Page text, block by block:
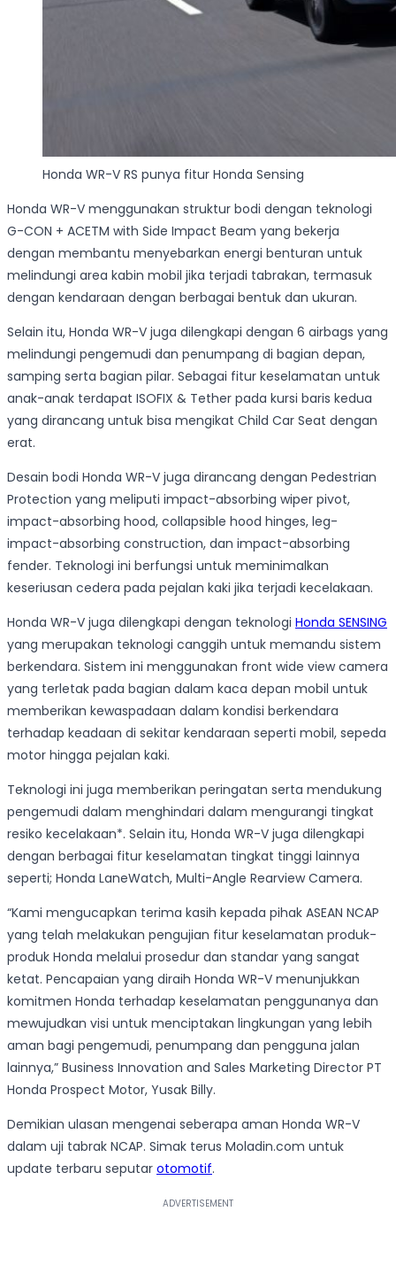
Honda WR-V RS punya fitur Honda Sensing
Honda WR-V menggunakan struktur bodi dengan teknologi
G-CON + ACETM with Side Impact Beam yang bekerja
dengan membantu menyebarkan energi benturan untuk
melindungi area kabin mobil jika terjadi tabrakan, termasuk
dengan kendaraan dengan berbagai bentuk dan ukuran.
Selain itu, Honda WR-V juga dilengkapi dengan 6 airbags yang
melindungi pengemudi dan penumpang di bagian depan,
samping serta bagian pilar. Sebagai fitur keselamatan untuk
anak-anak terdapat ISOFIX & Tether pada kursi baris kedua
yang dirancang untuk bisa mengikat Child Car Seat dengan
erat.
Desain bodi Honda WR-V juga dirancang dengan Pedestrian
Protection yang meliputi impact-absorbing wiper pivot,
impact-absorbing hood, collapsible hood hinges, leg-
impact-absorbing construction, dan impact-absorbing
fender. Teknologi ini berfungsi untuk meminimalkan
keseriusan cedera pada pejalan kaki jika terjadi kecelakaan.
Honda WR-V juga dilengkapi dengan teknologi Honda SENSING
yang merupakan teknologi canggih untuk memandu sistem
berkendara. Sistem ini menggunakan front wide view camera
yang terletak pada bagian dalam kaca depan mobil untuk
memberikan kewaspadaan dalam kondisi berkendara
terhadap keadaan di sekitar kendaraan seperti mobil, sepeda
motor hingga pejalan kaki.
Teknologi ini juga memberikan peringatan serta mendukung
pengemudi dalam menghindari dalam mengurangi tingkat
resiko kecelakaan*. Selain itu, Honda WR-V juga dilengkapi
dengan berbagai fitur keselamatan tingkat tinggi lainnya
seperti; Honda LaneWatch, Multi-Angle Rearview Camera.
“Kami mengucapkan terima kasih kepada pihak ASEAN NCAP
yang telah melakukan pengujian fitur keselamatan produk-
produk Honda melalui prosedur dan standar yang sangat
ketat. Pencapaian yang diraih Honda WR-V menunjukkan
komitmen Honda terhadap keselamatan penggunanya dan
mewujudkan visi untuk menciptakan lingkungan yang lebih
aman bagi pengemudi, penumpang dan pengguna jalan
lainnya,” Business Innovation and Sales Marketing Director PT
Honda Prospect Motor, Yusak Billy.
Demikian ulasan mengenai seberapa aman Honda WR-V
dalam uji tabrak NCAP. Simak terus Moladin.com untuk
update terbaru seputar otomotif.